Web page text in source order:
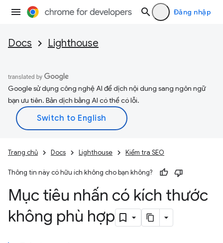
Đăng nhập
Docs Lighthouse
Google sử dụng công nghệ AI để dịch nội dung sang ngôn ngữ
bạn ưu tiên. Bản dịch bằng AI có thể có lỗi.
Trang chủ Docs Lighthouse Kiểm tra SEO
Thông tin này có hữu ích không cho bạn không?
Mục tiêu nhấn có kích thước
không phù hợp